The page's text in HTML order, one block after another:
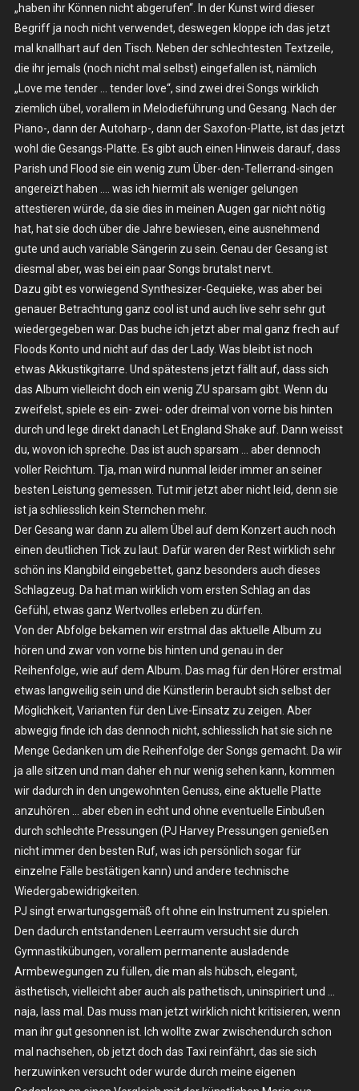
„haben ihr Können nicht abgerufen“. In der Kunst wird dieser
Begriff ja noch nicht verwendet, deswegen kloppe ich das jetzt
mal knallhart auf den Tisch. Neben der schlechtesten Textzeile,
die ihr jemals (noch nicht mal selbst) eingefallen ist, nämlich
„Love me tender … tender love“, sind zwei drei Songs wirklich
ziemlich übel, vorallem in Melodieführung und Gesang. Nach der
Piano-, dann der Autoharp-, dann der Saxofon-Platte, ist das jetzt
wohl die Gesangs-Platte. Es gibt auch einen Hinweis darauf, dass
Parish und Flood sie ein wenig zum Über-den-Tellerrand-singen
angereizt haben …. was ich hiermit als weniger gelungen
attestieren würde, da sie dies in meinen Augen gar nicht nötig
hat, hat sie doch über die Jahre bewiesen, eine ausnehmend
gute und auch variable Sängerin zu sein. Genau der Gesang ist
diesmal aber, was bei ein paar Songs brutalst nervt.
Dazu gibt es vorwiegend Synthesizer-Gequieke, was aber bei
genauer Betrachtung ganz cool ist und auch live sehr sehr gut
wiedergegeben war. Das buche ich jetzt aber mal ganz frech auf
Floods Konto und nicht auf das der Lady. Was bleibt ist noch
etwas Akkustikgitarre. Und spätestens jetzt fällt auf, dass sich
das Album vielleicht doch ein wenig ZU sparsam gibt. Wenn du
zweifelst, spiele es ein- zwei- oder dreimal von vorne bis hinten
durch und lege direkt danach Let England Shake auf. Dann weisst
du, wovon ich spreche. Das ist auch sparsam … aber dennoch
voller Reichtum. Tja, man wird nunmal leider immer an seiner
besten Leistung gemessen. Tut mir jetzt aber nicht leid, denn sie
ist ja schliesslich kein Sternchen mehr.
Der Gesang war dann zu allem Übel auf dem Konzert auch noch
einen deutlichen Tick zu laut. Dafür waren der Rest wirklich sehr
schön ins Klangbild eingebettet, ganz besonders auch dieses
Schlagzeug. Da hat man wirklich vom ersten Schlag an das
Gefühl, etwas ganz Wertvolles erleben zu dürfen.
Von der Abfolge bekamen wir erstmal das aktuelle Album zu
hören und zwar von vorne bis hinten und genau in der
Reihenfolge, wie auf dem Album. Das mag für den Hörer erstmal
etwas langweilig sein und die Künstlerin beraubt sich selbst der
Möglichkeit, Varianten für den Live-Einsatz zu zeigen. Aber
abwegig finde ich das dennoch nicht, schliesslich hat sie sich ne
Menge Gedanken um die Reihenfolge der Songs gemacht. Da wir
ja alle sitzen und man daher eh nur wenig sehen kann, kommen
wir dadurch in den ungewohnten Genuss, eine aktuelle Platte
anzuhören … aber eben in echt und ohne eventuelle Einbußen
durch schlechte Pressungen (PJ Harvey Pressungen genießen
nicht immer den besten Ruf, was ich persönlich sogar für
einzelne Fälle bestätigen kann) und andere technische
Wiedergabewidrigkeiten.
PJ singt erwartungsgemäß oft ohne ein Instrument zu spielen.
Den dadurch entstandenen Leerraum versucht sie durch
Gymnastikübungen, vorallem permanente ausladende
Armbewegungen zu füllen, die man als hübsch, elegant,
ästhetisch, vielleicht aber auch als pathetisch, uninspiriert und …
naja, lass mal. Das muss man jetzt wirklich nicht kritisieren, wenn
man ihr gut gesonnen ist. Ich wollte zwar zwischendurch schon
mal nachsehen, ob jetzt doch das Taxi reinfährt, das sie sich
herzuwinken versucht oder wurde durch meine eigenen